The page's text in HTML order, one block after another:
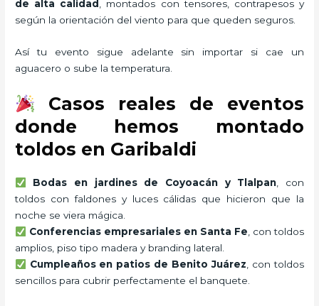
de alta calidad , montados con tensores, contrapesos y
según la orientación del viento para que queden seguros.
Así tu evento sigue adelante sin importar si cae un
aguacero o sube la temperatura.
Casos reales de eventos
donde hemos montado
toldos en Garibaldi
Bodas en jardines de Coyoacán y Tlalpan , con
toldos con faldones y luces cálidas que hicieron que la
noche se viera mágica.
Conferencias empresariales en Santa Fe , con toldos
amplios, piso tipo madera y branding lateral.
Cumpleaños en patios de Benito Juárez , con toldos
sencillos para cubrir perfectamente el banquete.